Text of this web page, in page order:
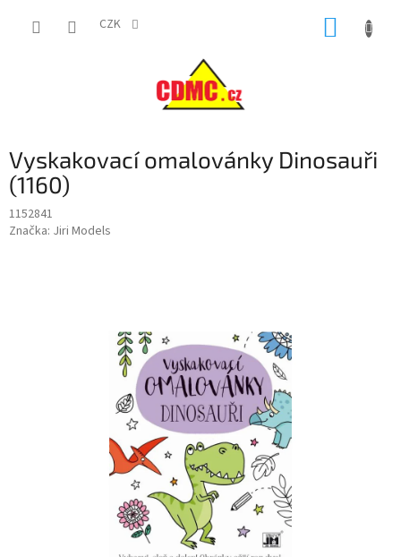
CZK
Vyskakovací omalovánky Dinosauři
(1160)
1152841
Značka: Jiri Models